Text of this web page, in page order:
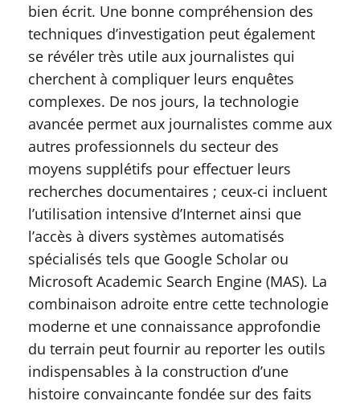
bien écrit. Une bonne compréhension des
techniques d’investigation peut également
se révéler très utile aux journalistes qui
cherchent à compliquer leurs enquêtes
complexes. De nos jours, la technologie
avancée permet aux journalistes comme aux
autres professionnels du secteur des
moyens supplétifs pour effectuer leurs
recherches documentaires ; ceux-ci incluent
l’utilisation intensive d’Internet ainsi que
l’accès à divers systèmes automatisés
spécialisés tels que Google Scholar ou
Microsoft Academic Search Engine (MAS). La
combinaison adroite entre cette technologie
moderne et une connaissance approfondie
du terrain peut fournir au reporter les outils
indispensables à la construction d’une
histoire convaincante fondée sur des faits